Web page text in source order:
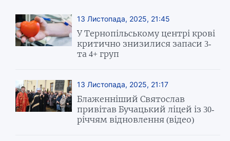
13 Листопада, 2025, 21:45
У Тернопільському центрі крові
критично знизилися запаси 3-
та 4+ груп
13 Листопада, 2025, 21:17
Блаженніший Святослав
привітав Бучацький ліцей із 30-
річчям відновлення (відео)